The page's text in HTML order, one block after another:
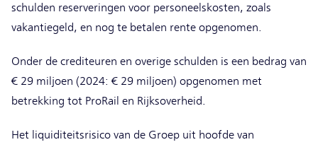
schulden reserveringen voor personeelskosten, zoals
vakantiegeld, en nog te betalen rente opgenomen.
Onder de crediteuren en overige schulden is een bedrag van
€ 29 miljoen (2024: € 29 miljoen) opgenomen met
betrekking tot ProRail en Rijksoverheid.
Het liquiditeitsrisico van de Groep uit hoofde van